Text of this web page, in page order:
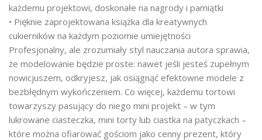
każdemu projektowi, doskonałe na nagrody i pamiątki
• Pięknie zaprojektowana książka dla kreatywnych
cukierników na każdym poziomie umiejętności
Profesjonalny, ale zrozumiały styl nauczania autora sprawia,
że modelowanie będzie proste: nawet jeśli jesteś zupełnym
nowicjuszem, odkryjesz, jak osiągnąć efektowne modele z
bezbłędnym wykończeniem. Co więcej, każdemu tortowi
towarzyszy pasujący do niego mini projekt – w tym
lukrowane ciasteczka, mini torty lub ciastka na patyczkach –
które można ofiarować gościom jako cenny prezent, który